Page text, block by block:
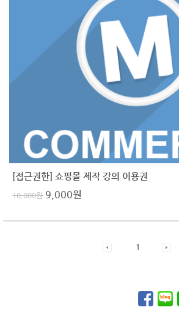
[접근권한] 쇼핑몰 제작 강의 이용권
10,000원 9,000원
1